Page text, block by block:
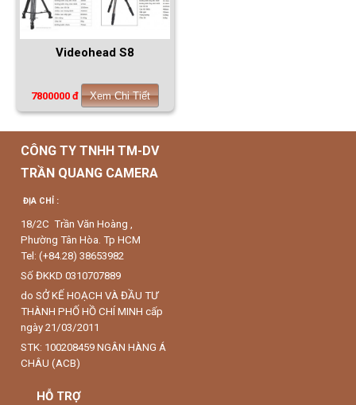
Videohead S8
7800000 đ Xem Chi Tiết
CÔNG TY TNHH TM-DV
TRẦN QUANG CAMERA
ĐỊA CHỈ :
18/2C Trần Văn Hoàng ,
Phường Tân Hòa. Tp HCM
Tel: (+84.28) 38653982
Số ĐKKD 0310707889
do SỞ KẾ HOẠCH VÀ ĐẦU TƯ
THÀNH PHỐ HỒ CHÍ MINH cấp
ngày 21/03/2011
STK: 100208459 NGÂN HÀNG Á
CHÂU (ACB)
HỖ TRỢ